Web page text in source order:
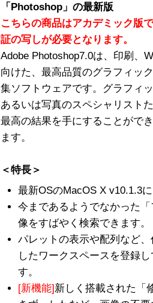
「Photoshop」の最新版
こちらの商品はアカデミック版
証の写しが必要となります。
Adobe Photoshop7.0は、印刷、
向けた、最高品質のグラフィッ
集ソフトウェアです。グラフィ
あるいは写真のスペシャリスト
最高の結果を手にすることがで
ます。
＜特長＞
最新OSのMacOS X v10.1.3
今まであるようでなかった
像をすばやく検索できます。
パレットの表示や配列など
したワークスペースを登録
す。
[新機能]新しく搭載された「